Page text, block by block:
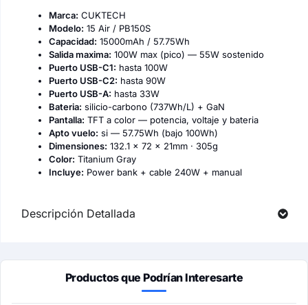
Marca: CUKTECH
Modelo: 15 Air / PB150S
Capacidad: 15000mAh / 57.75Wh
Salida maxima: 100W max (pico) — 55W sostenido
Puerto USB-C1: hasta 100W
Puerto USB-C2: hasta 90W
Puerto USB-A: hasta 33W
Bateria: silicio-carbono (737Wh/L) + GaN
Pantalla: TFT a color — potencia, voltaje y bateria
Apto vuelo: si — 57.75Wh (bajo 100Wh)
Dimensiones: 132.1 x 72 x 21mm · 305g
Color: Titanium Gray
Incluye: Power bank + cable 240W + manual
Descripción Detallada
Productos que Podrían Interesarte